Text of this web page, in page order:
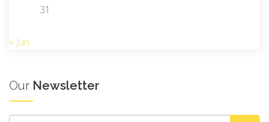
31
« Jun
Our Newsletter